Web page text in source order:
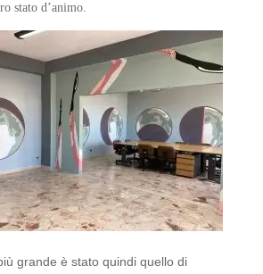
stato d’animo.
grande è stato quindi quello di